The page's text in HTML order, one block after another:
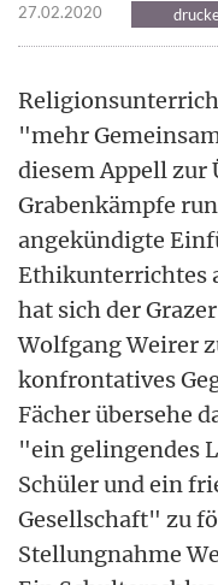
27.02.2020
"mehr
diesem Appell zur
Grabenkämpfe
angekündigte
Ethikunterrichtes
hat sich der
Wolfgang Weirer
konfrontatives
Fächer übersehe
"ein gelingendes
Schüler und ein
Gesellschaft" zu
Stellungnahme